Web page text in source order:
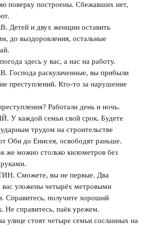
поверку построены. Сбежавших нет,
и двух женщин оставить
до выздоровления, остальные
здесь у вас, а нас на работу.
раскулаченные, вы прибыли
преступлений. Кто-то за нарушение
Работали день и ночь.
каждой семьи свой срок. Будете
трудом на строительстве
Оби до Енисея, освободят раньше.
можно столько километров без
Сможете, вы не первые. Два
вас уложены четырёх метровыми
Справитесь, получите хороший
Не справитесь, паёк урежем.
улице стоят четыре семьи сосланных на